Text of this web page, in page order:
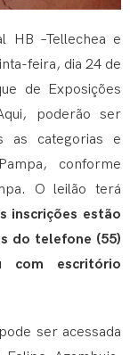
HB –Tellechea e
feira, dia 24 de
de Exposições
poderão ser
as categorias e
conforme
O leilão terá
inscrições estão
do telefone (55)
com escritório
ser acessada